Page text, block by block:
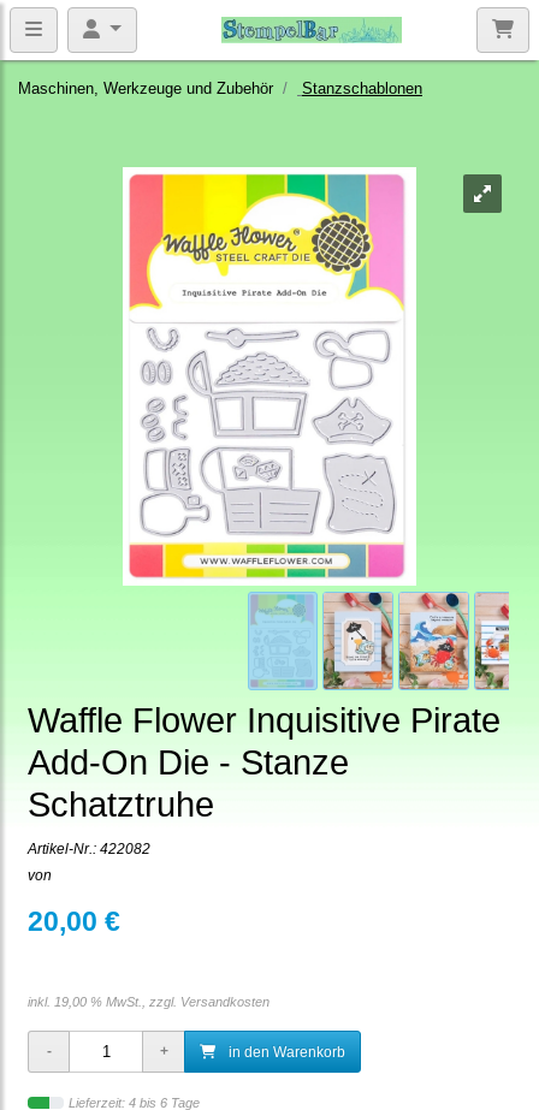
Maschinen, Werkzeuge und Zubehör Stanzschablonen
Waffle Flower Inquisitive Pirate
Add-On Die - Stanze
Schatztruhe
Artikel-Nr.: 422082
von
20,00 €
inkl. 19,00 % MwSt., zzgl. Versandkosten
in den Warenkorb
Lieferzeit: 4 bis 6 Tage